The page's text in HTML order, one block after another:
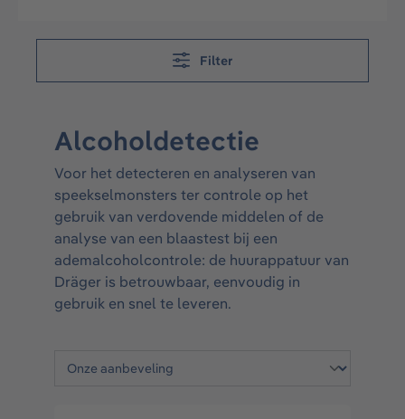
Filter
Alcoholdetectie
Voor het detecteren en analyseren van
speekselmonsters ter controle op het
gebruik van verdovende middelen of de
analyse van een blaastest bij een
ademalcoholcontrole: de huurappatuur van
Dräger is betrouwbaar, eenvoudig in
gebruik en snel te leveren.